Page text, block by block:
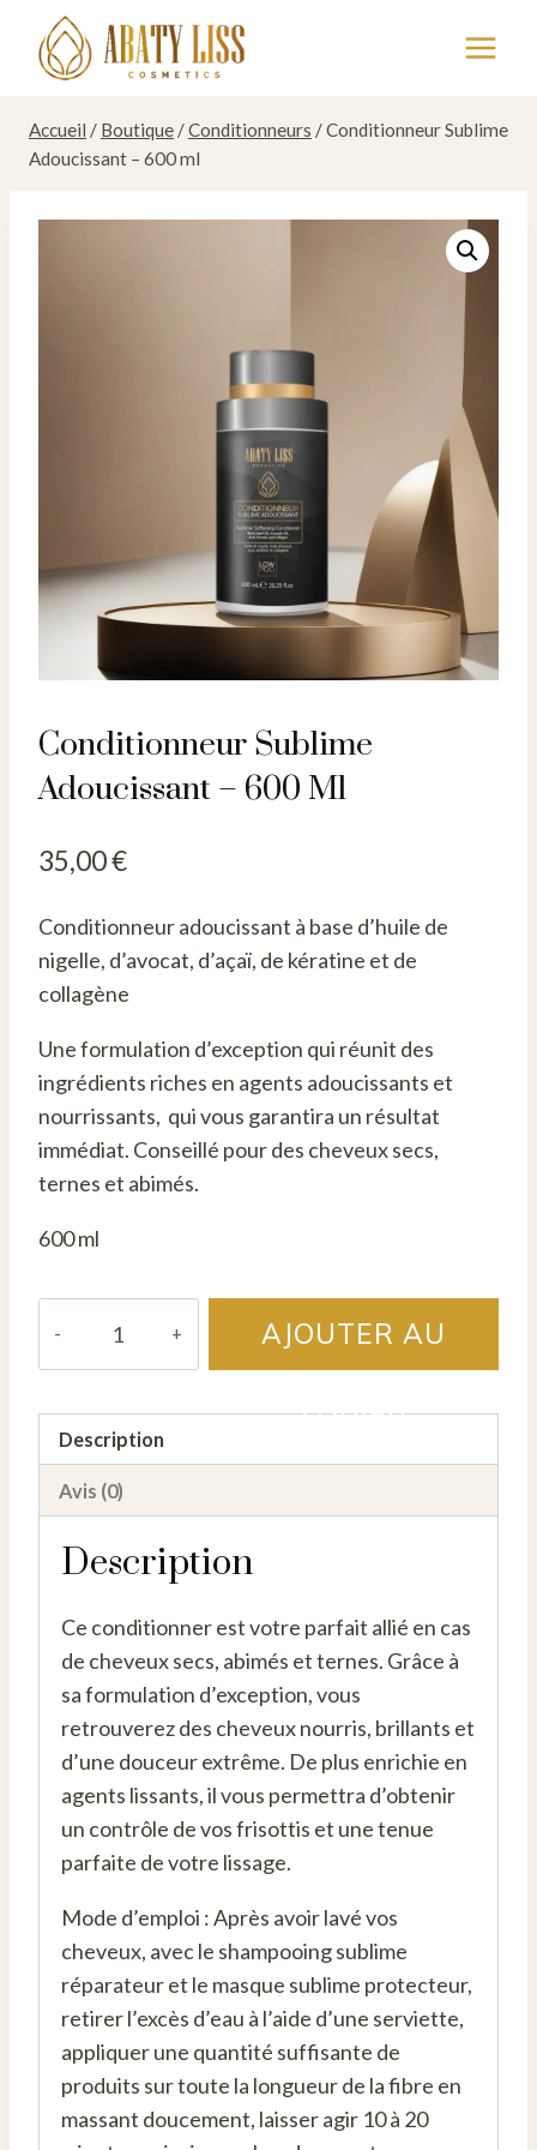
contenu
Accueil / Boutique /Conditionneurs /Conditionneur Sublime
Adoucissant – 600 ml
Conditionneur Sublime
Adoucissant – 600 Ml
35,00€
Conditionneur adoucissant à base d’huile de
nigelle, d’avocat, d’açaï, de kératine et de
collagène
Une formulation d’exception qui réunit des
ingrédients riches en agents adoucissants et
nourrissants, qui vous garantira un résultat
immédiat. Conseillé pour des cheveux secs,
ternes et abimés.
600 ml
Sublime
Adoucissant
600
AJOUTER AU
PANIER
Description
Avis (0)
Description
Ce conditionner est votre parfait allié en cas
de cheveux secs, abimés et ternes. Grâce à
sa formulation d’exception, vous
retrouverez des cheveux nourris, brillants et
d’une douceur extrême. De plus enrichie en
agents lissants, il vous permettra d’obtenir
un contrôle de vos frisottis et une tenue
parfaite de votre lissage.
Mode d’emploi : Après avoir lavé vos
cheveux, avec le shampooing sublime
réparateur et le masque sublime protecteur,
retirer l’excès d’eau à l’aide d’une serviette,
appliquer une quantité suffisante de
produits sur toute la longueur de la fibre en
massant doucement, laisser agir 10 à 20